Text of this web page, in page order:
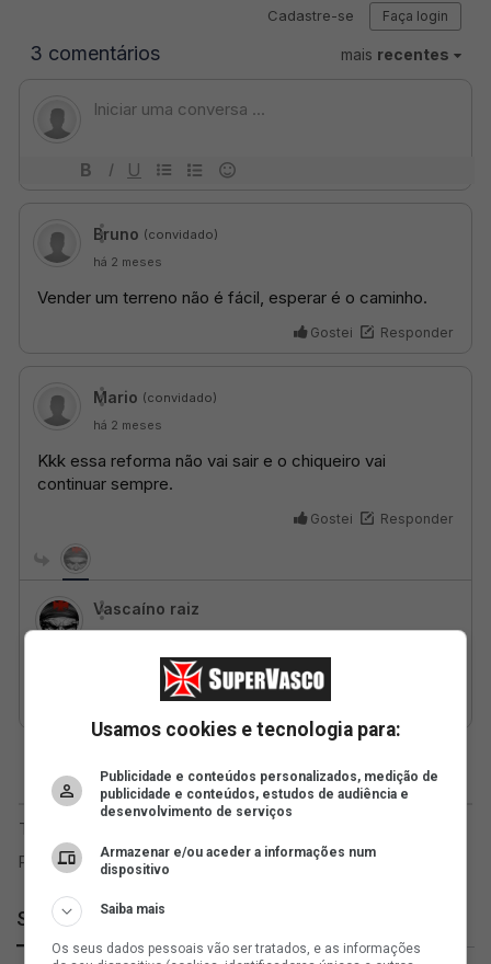
SuperVasco
Usamos cookies e tecnologia para:
Publicidade e conteúdos personalizados, medição de
publicidade e conteúdos, estudos de audiência e
desenvolvimento de serviços
Armazenar e/ou aceder a informações num
dispositivo
Saiba mais
Os seus dados pessoais vão ser tratados, e as informações